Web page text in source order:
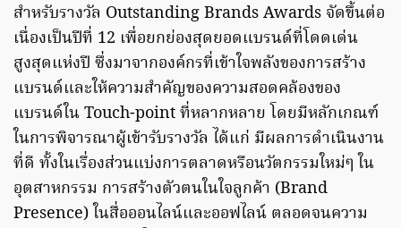
สำหรับรางวัล Outstanding Brands Awards จัดขึ้นต่อ
เนื่องเป็นปีที่ 12 เพื่อยกย่องสุดยอดแบรนด์ที่โดดเด่น
สูงสุดแห่งปี ซึ่งมาจากองค์กรที่เข้าใจพลังของการสร้าง
แบรนด์และให้ความสำคัญของความสอดคล้องของ
แบรนด์ใน Touch-point ที่หลากหลาย โดยมีหลักเกณฑ์
ในการพิจารณาผู้เข้ารับรางวัล ได้แก่ มีผลการดำเนินงาน
ที่ดี ทั้งในเรื่องส่วนแบ่งการตลาดหรือนวัตกรรมใหม่ๆ ใน
อุตสาหกรรม การสร้างตัวตนในใจลูกค้า (Brand
Presence) ในสื่อออนไลน์และออฟไลน์ ตลอดจนความ